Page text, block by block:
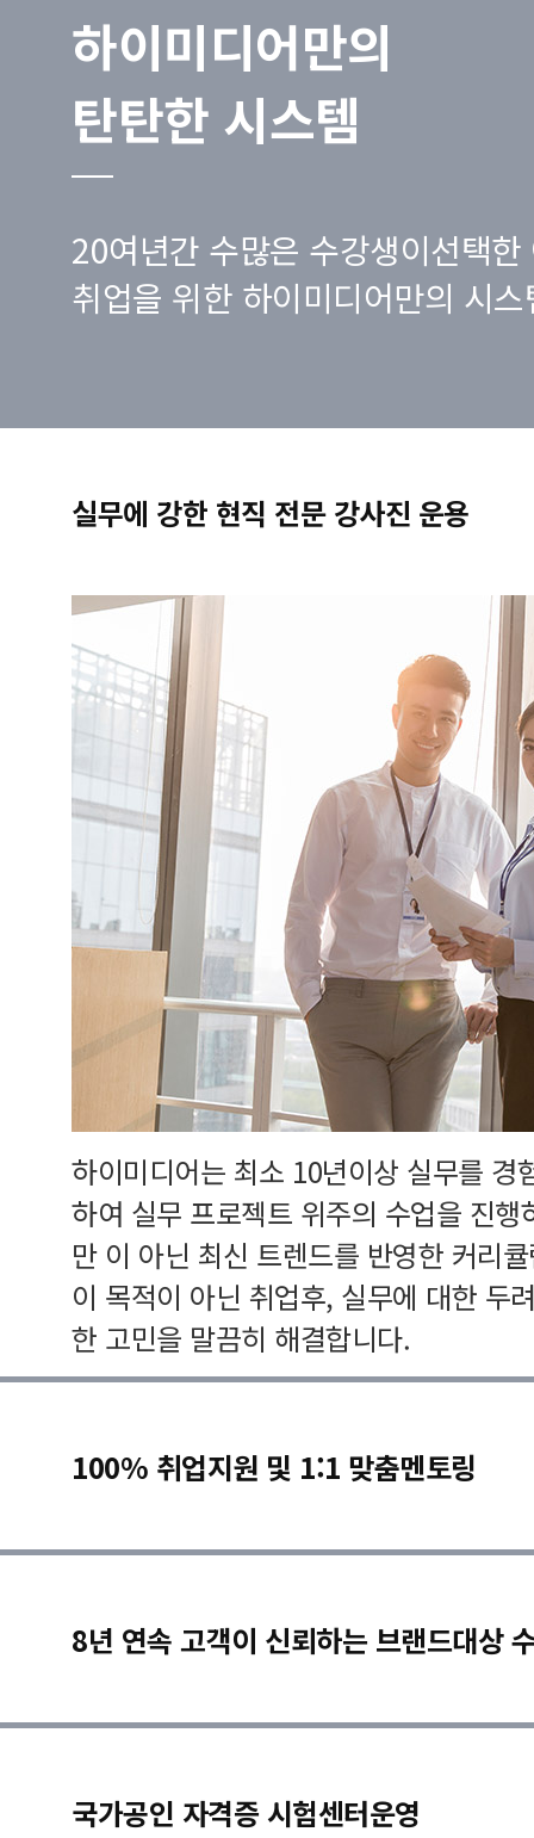
하이미디어만의
탄탄한 시스템
20여년간 수많은 수강생이선택한
취업을 위한 하이미디어만의 시
실무에 강한 현직 전문 강사진 운용
하이미디어는 최소 10년이상 실무를 경
하여 실무 프로젝트 위주의 수업을 진
만 이 아닌 최신 트렌드를 반영한 커리
이 목적이 아닌 취업후, 실무에 대한 두
한 고민을 말끔히 해결합니다.
100% 취업지원 및 1:1 맞춤멘토링
8년 연속 고객이 신뢰하는 브랜드대상
국가공인 자격증 시험센터운영